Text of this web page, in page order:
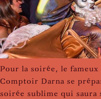
Pour la soirée, le fameux
Comptoir Darna se
soirée sublime qui